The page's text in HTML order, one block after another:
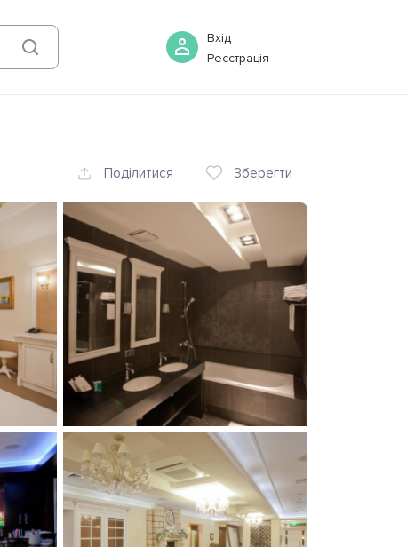
Вхід
Реєстрація
08 серпня Бронювати
Поділитися Зберегти